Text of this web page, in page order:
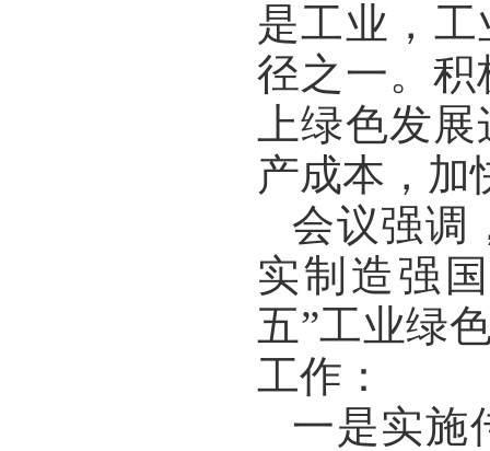
是工业，
径之一。
上绿色发
产成本，加
会议强调
实制造强
五”工业绿
工作：
一是实施